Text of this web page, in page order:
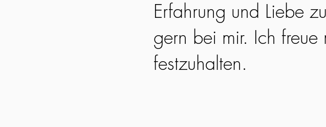
Erfahrung und Liebe
gern bei mir. Ich
festzuhalten.